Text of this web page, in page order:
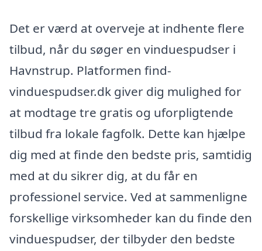
Det er værd at overveje at indhente flere
tilbud, når du søger en vinduespudser i
Havnstrup. Platformen find-
vinduespudser.dk giver dig mulighed for
at modtage tre gratis og uforpligtende
tilbud fra lokale fagfolk. Dette kan hjælpe
dig med at finde den bedste pris, samtidig
med at du sikrer dig, at du får en
professionel service. Ved at sammenligne
forskellige virksomheder kan du finde den
vinduespudser, der tilbyder den bedste